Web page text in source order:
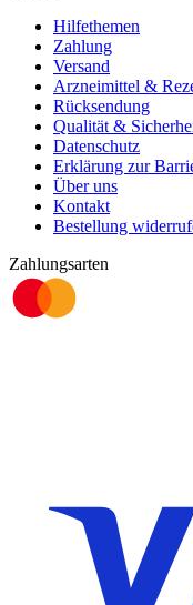
Hilfethemen
Zahlung
Versand
Arzneimittel &
Rücksendung
Qualität &
Datenschutz
Erklärung zur
Über uns
Kontakt
Bestellung
Zahlungsarten